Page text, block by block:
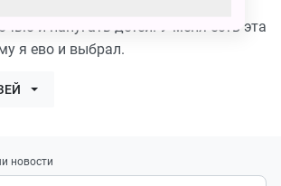
и напугать детей. У меня есть эта
я ево и выбрал.
новости